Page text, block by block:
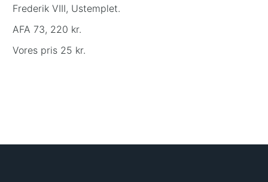
Frederik VIII, Ustemplet.
AFA 73, 220 kr.
Vores pris 25 kr.